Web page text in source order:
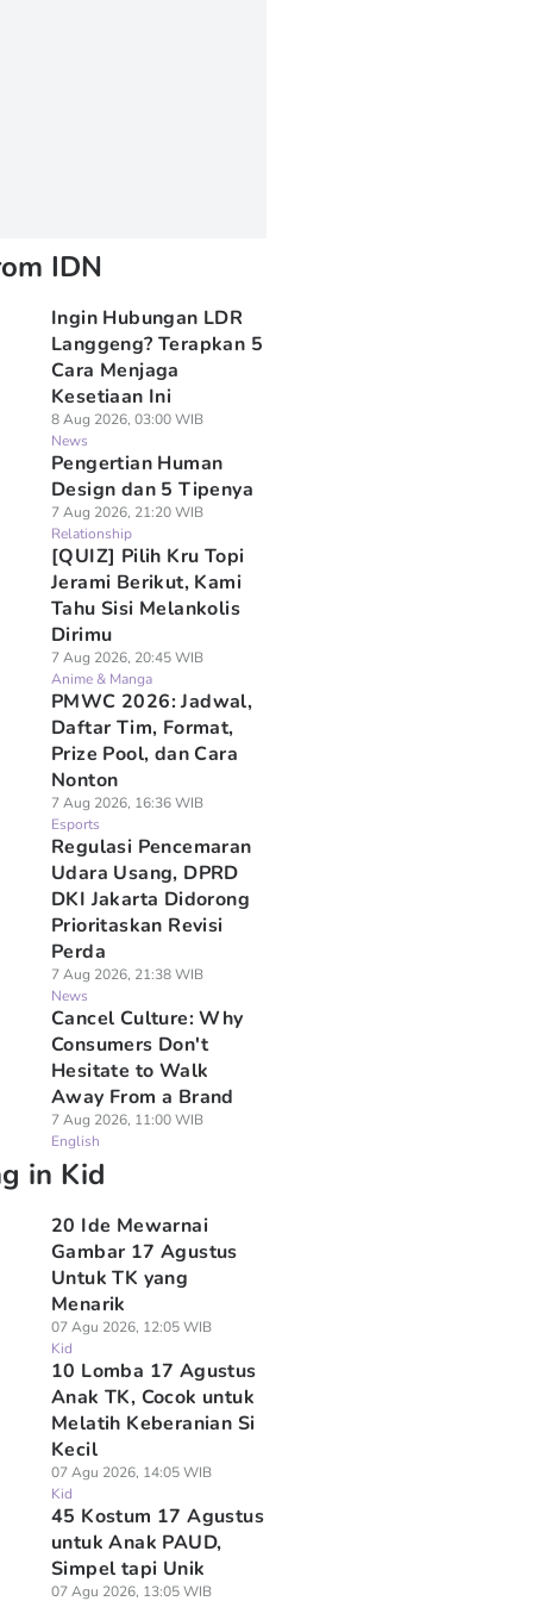
IDN
Ingin Hubungan LDR
Langgeng? Terapkan 5
Cara Menjaga
Kesetiaan Ini
8 Aug 2026, 03:00 WIB
News
Pengertian Human
Design dan 5 Tipenya
7 Aug 2026, 21:20 WIB
Relationship
[QUIZ] Pilih Kru Topi
Jerami Berikut, Kami
Tahu Sisi Melankolis
Dirimu
7 Aug 2026, 20:45 WIB
Anime & Manga
PMWC 2026: Jadwal,
Daftar Tim, Format,
Prize Pool, dan Cara
Nonton
7 Aug 2026, 16:36 WIB
Esports
Regulasi Pencemaran
Udara Usang, DPRD
DKI Jakarta Didorong
Prioritaskan Revisi
Perda
7 Aug 2026, 21:38 WIB
News
Cancel Culture: Why
Consumers Don't
Hesitate to Walk
Away From a Brand
7 Aug 2026, 11:00 WIB
English
in Kid
20 Ide Mewarnai
Gambar 17 Agustus
Untuk TK yang
Menarik
07 Agu 2026, 12:05 WIB
Kid
10 Lomba 17 Agustus
Anak TK, Cocok untuk
Melatih Keberanian Si
Kecil
07 Agu 2026, 14:05 WIB
Kid
45 Kostum 17 Agustus
untuk Anak PAUD,
Simpel tapi Unik
07 Agu 2026, 13:05 WIB